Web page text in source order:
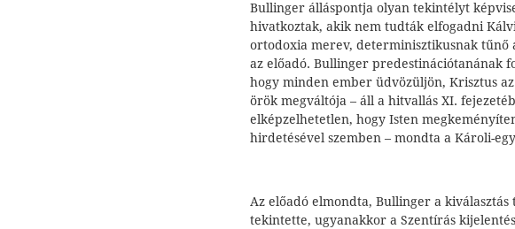
Bullinger álláspontja olyan tekintélyt
hivatkoztak, akik nem tudták elfogadni
ortodoxia merev, determinisztikusnak tűnő
az előadó. Bullinger predestinációtanának
hogy minden ember üdvözüljön, Krisztus
örök megváltója – áll a hitvallás XI.
elképzelhetetlen, hogy Isten
hirdetésével szemben – mondta a Károli-
Az előadó elmondta, Bullinger a
tekintette, ugyanakkor a Szentírás